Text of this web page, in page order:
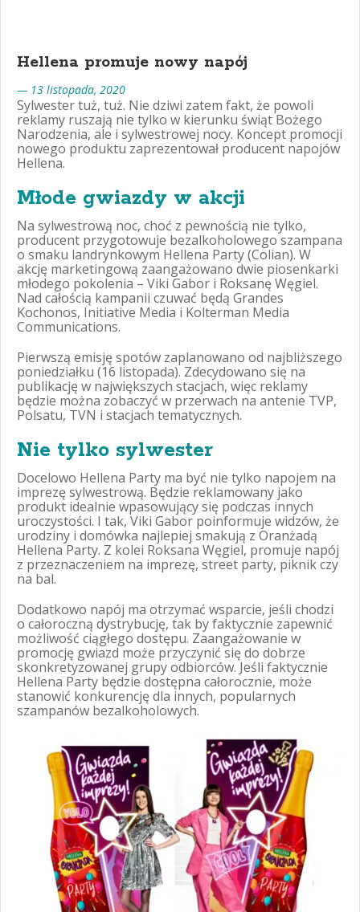
Hellena promuje nowy napój
— 13 listopada, 2020
Sylwester tuż, tuż. Nie dziwi zatem fakt, że powoli
reklamy ruszają nie tylko w kierunku świąt Bożego
Narodzenia, ale i sylwestrowej nocy. Koncept promocji
nowego produktu zaprezentował producent napojów
Hellena.
Młode gwiazdy w akcji
Na sylwestrową noc, choć z pewnością nie tylko,
producent przygotowuje bezalkoholowego szampana
o smaku landrynkowym Hellena Party (Colian). W
akcję marketingową zaangażowano dwie piosenkarki
młodego pokolenia – Viki Gabor i Roksanę Węgiel.
Nad całością kampanii czuwać będą Grandes
Kochonos, Initiative Media i Kolterman Media
Communications.
Pierwszą emisję spotów zaplanowano od najbliższego
poniedziałku (16 listopada). Zdecydowano się na
publikację w największych stacjach, więc reklamy
będzie można zobaczyć w przerwach na antenie TVP,
Polsatu, TVN i stacjach tematycznych.
Nie tylko sylwester
Docelowo Hellena Party ma być nie tylko napojem na
imprezę sylwestrową. Będzie reklamowany jako
produkt idealnie wpasowujący się podczas innych
uroczystości. I tak, Viki Gabor poinformuje widzów, że
urodziny i domówka najlepiej smakują z Oranżadą
Hellena Party. Z kolei Roksana Węgiel, promuje napój
z przeznaczeniem na imprezę, street party, piknik czy
na bal.
Dodatkowo napój ma otrzymać wsparcie, jeśli chodzi
o całoroczną dystrybucję, tak by faktycznie zapewnić
możliwość ciągłego dostępu. Zaangażowanie w
promocję gwiazd może przyczynić się do dobrze
skonkretyzowanej grupy odbiorców. Jeśli faktycznie
Hellena Party będzie dostępna całorocznie, może
stanowić konkurencję dla innych, popularnych
szampanów bezalkoholowych.